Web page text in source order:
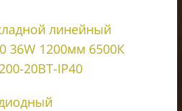
линейный
36W 1200мм 6500К
20BT-IP40